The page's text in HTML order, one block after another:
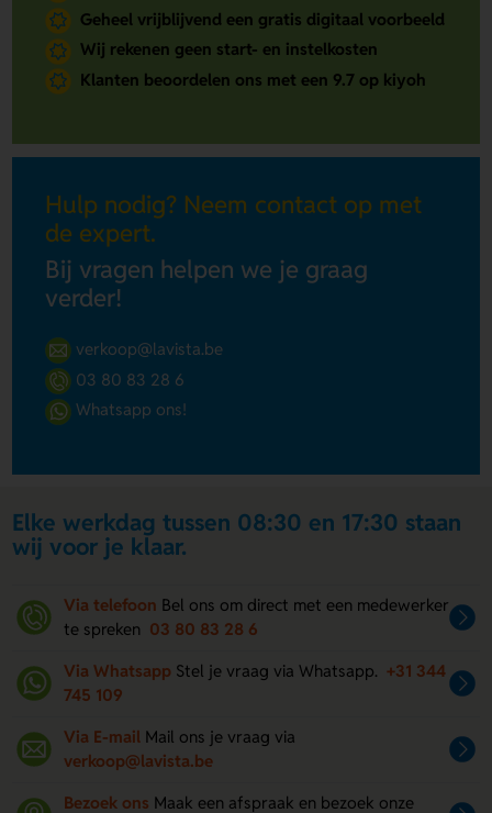
Geheel vrijblijvend een gratis digitaal voorbeeld
Wij rekenen geen start- en instelkosten
Klanten beoordelen ons met een 9.7 op kiyoh
Hulp nodig? Neem contact op met
de expert.
Bij vragen helpen we je graag
verder!
verkoop@lavista.be
03 80 83 28 6
Whatsapp ons!
Elke werkdag tussen 08:30 en 17:30 staan
wij voor je klaar.
Via telefoon Bel ons om direct met een medewerker
te spreken 03 80 83 28 6
Via Whatsapp Stel je vraag via Whatsapp. +31 344
745 109
Via E-mail Mail ons je vraag via
verkoop@lavista.be
Bezoek ons Maak een afspraak en bezoek onze